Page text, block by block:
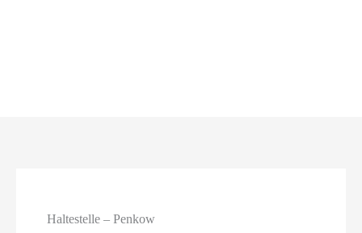
Haltestelle – Penkow